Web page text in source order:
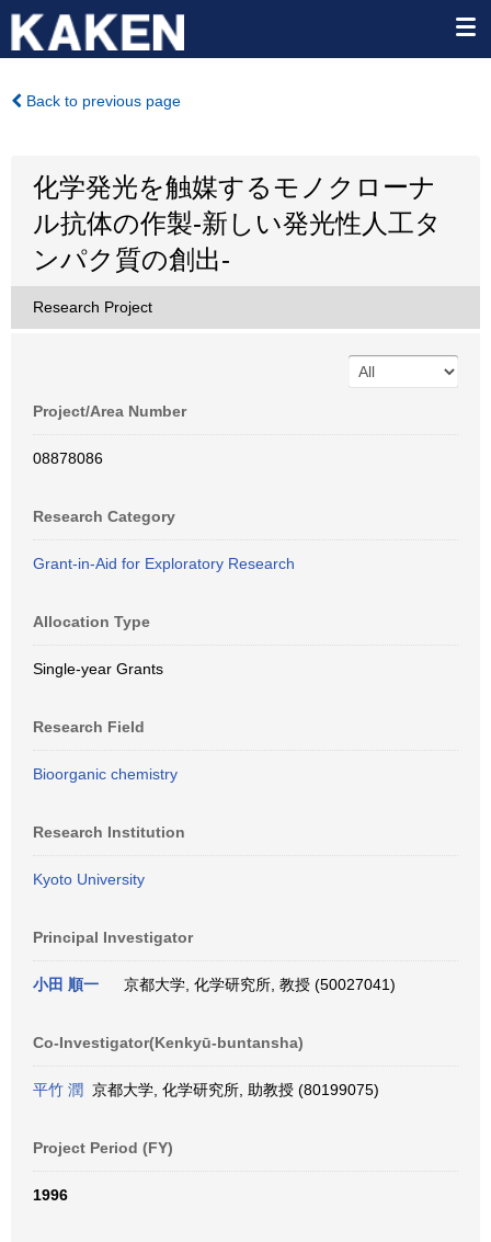
Back to previous page
化学発光を触媒するモノクローナ
ル抗体の作製-新しい発光性人工タ
ンパク質の創出-
Research Project
Project/Area Number
08878086
Research Category
Grant-in-Aid for Exploratory Research
Allocation Type
Single-year Grants
Research Field
Bioorganic chemistry
Research Institution
Kyoto University
Principal Investigator
小田 順一 京都大学, 化学研究所, 教授 (50027041)
Co-Investigator(Kenkyū-buntansha)
平竹 潤 京都大学, 化学研究所, 助教授 (80199075)
Project Period (FY)
1996